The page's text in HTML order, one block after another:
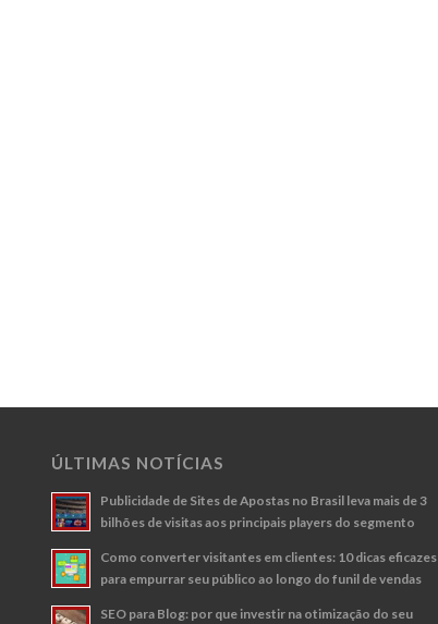
ÚLTIMAS NOTÍCIAS
Publicidade de Sites de Apostas no Brasil leva mais de 3
bilhões de visitas aos principais players do segmento
Como converter visitantes em clientes: 10 dicas eficazes
para empurrar seu público ao longo do funil de vendas
SEO para Blog: por que investir na otimização do seu